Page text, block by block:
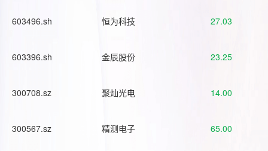
603496.sh 恒为科技 27.03
603396.sh 金辰股份 23.25
300708.sz 聚灿光电 14.00
300567.sz 精测电子 65.00